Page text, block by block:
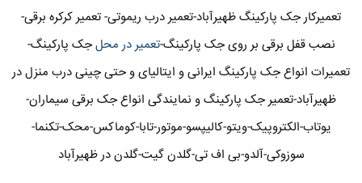
تعمیرکار جک پارکینگ ظهیرآباد-تعمیر درب ریموتی- تعمیر کرکره برقی-
نصب قفل برقی بر روی جک پارکینگ-تعمیر در محلجک پارکینگ-
تعمیرات انواع جک پارکینگ ایرانی و ایتالیای و حتی چینی درب منزل در
ظهیرآباد-تعمیر جک پارکینگ و نمایندگی انواع جک برقی سیماران-
یوتاب-الکتروپیک-ویتو-کالیپسو-موتور-تابا-کوماکس-محک-تکنما-
سوزوکی-آلدو-بی اف تی-گلدن گیت-گلدن در ظهیرآباد